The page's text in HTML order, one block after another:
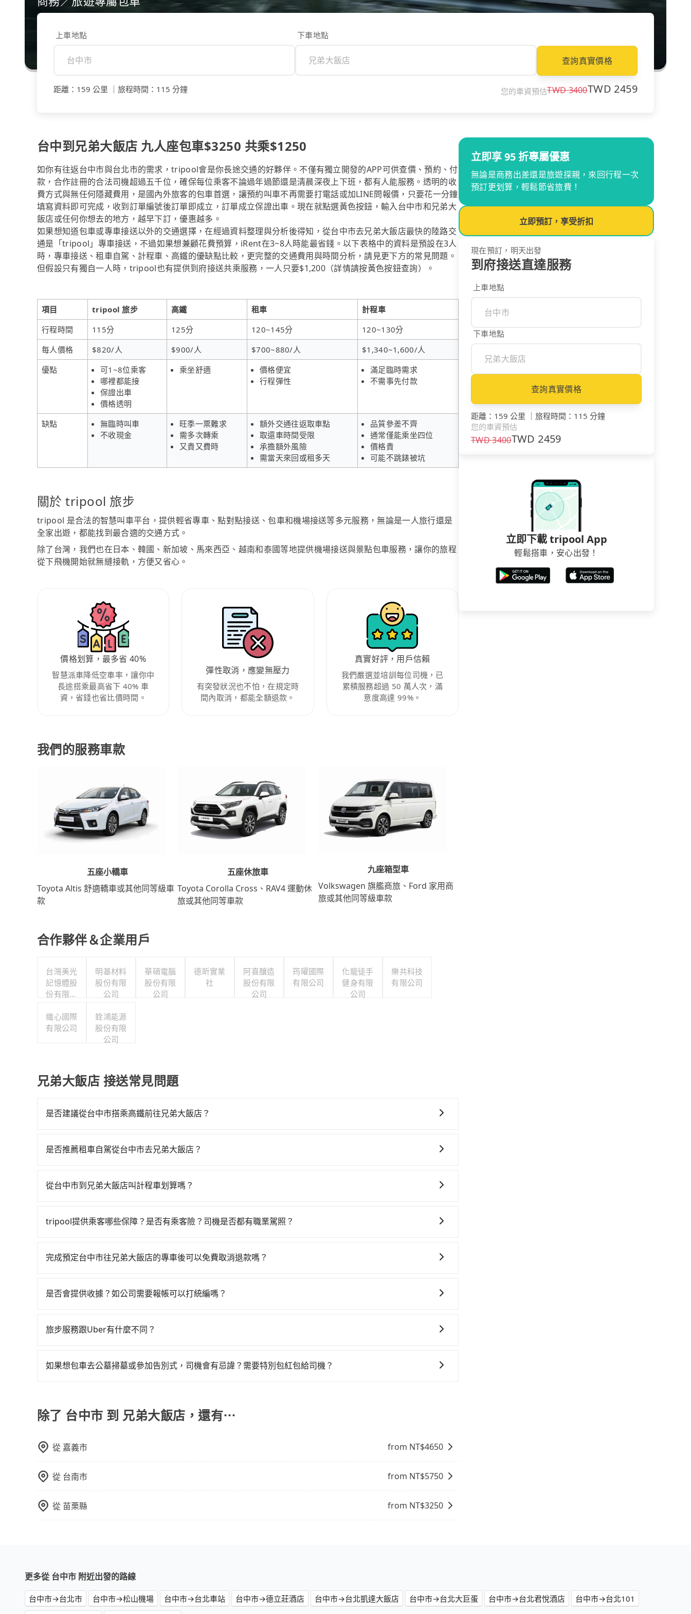
上車地點 下車地點
查詢真實價格
距離 ： 159 公里 旅程時間 ： 115 分鐘 您的車資預估TWD3400TWD 2459
台中到兄弟大飯店 九人座包車$3250 共乘$1250
如你有往返台中市與台北市的需求，tripool會是你長途交通的好夥伴。不僅有獨立開發的APP可供查價、預約、付
款，合作註冊的合法司機超過五千位，確保每位乘客不論過年過節還是清晨深夜上下班，都有人能服務。透明的收
費方式與無任何隱藏費用，是國內外旅客的包車首選，讓預約叫車不再需要打電話或加LINE問報價，只要花一分鐘
填寫資料即可完成，收到訂單編號後訂單即成立，訂單成立保證出車。現在就點選黃色按鈕，輸入台中市和兄弟大
飯店或任何你想去的地方，越早下訂，優惠越多。
如果想知道包車或專車接送以外的交通選擇，在經過資料整理與分析後得知，從台中市去兄弟大飯店最快的陸路交
通是「tripool」專車接送，不過如果想兼顧花費預算，iRent在3~8人時能最省錢。以下表格中的資料是預設在3人
時，專車接送、租車自駕、計程車、高鐵的優缺點比較，更完整的交通費用與時間分析，請見更下方的常見問題。
但假設只有獨自一人時，tripool也有提供到府接送共乘服務，一人只要$1,200（詳情請按黃色按鈕查詢）。
項目 tripool 旅步 高鐵 租車
計程車
行程時間
115分 125分 120~145分
120~130分
每人價格
$820/人 $900/人 $700~880/人
$1,340~1,600/人
優點
可1~8位乘客
哪裡都能接
保證出車
價格透明
乘坐舒適
價格便宜
行程彈性
滿足臨時需求
不需事先付款
缺點
無臨時叫車
不收現金
旺季一票難求
需多次轉乘
又貴又費時
額外交通往返取車點
取還車時間受限
承擔額外風險
需當天來回或租多天
品質參差不齊
通常僅能乘坐四位
價格貴
可能不跳錶被坑
關於 tripool 旅步
tripool 是合法的智慧叫車平台，提供輕省專車、點對點接送、包車和機場接送等多元服務，無論是一人旅行還是
全家出遊，都能找到最合適的交通方式。
除了台灣，我們也在日本、韓國、新加坡、馬來西亞、越南和泰國等地提供機場接送與景點包車服務，讓你的旅程
從下飛機開始就無縫接軌，方便又省心。
價格划算，最多省 40%
智慧派車降低空車率，讓你中
長途搭乘最高省下 40% 車
資，省錢也省比價時間。
彈性取消，應變無壓力
有突發狀況也不怕，在規定時
間內取消，都能全額退款。
真實好評，用戶信賴
我們嚴選並培訓每位司機，已
累積服務超過 50 萬人次，滿
意度高達 99%。
我們的服務車款
五座小轎車
Toyota Altis 舒適轎車或其他同等級車
款
五座休旅車
Toyota Corolla Cross、RAV4 運動休
旅或其他同等車款
九座箱型車
Volkswagen 旗艦商旅、Ford 家用商
旅或其他同等級車款
合作夥伴＆企業用戶
台灣美光
記憶體股
份有限公
明基材料
股份有限
公司
華碩電腦
股份有限
公司
德昕實業
社
阿喜釀造
股份有限
公司
筠曜國際
有限公司
化龍徒手
健身有限
公司
樂共科技
有限公司
織心國際
有限公司
銓鴻能源
股份有限
公司
兄弟大飯店 接送常見問題
是否建議從台中市搭乘高鐵前往兄弟大飯店？
天最多有105班次高鐵可搭乘。假設從台中市西屯區前往最靠近的台中高鐵站，叫一輛計程車花費約300元、車
後約花20分鐘、車費300元後，抵達兄弟大飯店 (台北市松山區) 的目的地。全程加上轉車時間共2小時6分鐘，假
選擇搭乘高鐵而不預約包車，不僅每人至少額外負擔80元車資，而且更會額外浪費11分鐘在轉乘與等車上，現在
是否推薦租車自駕從台中市去兄弟大飯店？
天就要來回，那在台中路邊可隨租隨借的iRent應該是你最便宜選擇。註冊完iRent的app後，可以每小時
時40元路邊停車費用預估進去，但額外的汽車保險與可能的罰單都需自付。再者，和運的iRent只提供最基本的
的車門仍未被修理，每一次租車都好像在開樂透一樣。另外，偶爾也會遇到明明已經預約了時間但上一位用戶卻
點仍有段距離，在遇到下雨天或者載行李時，就顯得非常不便。
從台中市到兄弟大飯店叫計程車划算嗎？
到車，也可考慮打電話至附近的計程車隊，如天誠衛星計程車、大都會衛星車隊、大都會衛星計程車等叫車看
務品質上，tripool都是你從台中市到兄弟大飯店的最佳選擇。
tripool提供乘客哪些保障？是否有乘客險？司機是否都有職業駕照？
也都經過細心維護及保養，以確保您的乘車安全。
完成預定台中市往兄弟大飯店的專車後可以免費取消退款嗎？
是否會提供收據？如公司需要報帳可以打統編嗎？
付款前可以輸入公司的抬頭與統編，可向國稅局報帳，且免加收5%稅金。在收到後，可自行列印留存或報帳，
旅步服務跟Uber有什麼不同？
區。 (4) 有較為嚴謹的乘車時間與取消政策。
如果想包車去公墓掃墓或參加告別式，司機會有忌諱？需要特別包紅包給司機？
議。此外，是否需要給司機紅包或小費，則可以由您自行決定。不過，建議可事先詢問司機是否接受。」
除了 台中市 到 兄弟大飯店，還有⋯
從 嘉義市 from NT$4650
從 台南市 from NT$5750
從 苗栗縣 from NT$3250
立即享 95 折專屬優惠
無論是商務出差還是旅遊探親，來回行程一次
預訂更划算，輕鬆節省旅費！
立即預訂，享受折扣
現在預訂，明天出發
到府接送直達服務
上車地點
下車地點
查詢真實價格
距離 ： 159 公里 ｜ 旅程時間 ： 115 分鐘
您的車資預估
TWD3400TWD 2459
立即下載 tripool App
輕鬆搭車，安心出發！
更多從 台中市 附近出發的路線
台中市→台北市 台中市→松山機場 台中市→台北車站 台中市→德立莊酒店 台中市→台北凱達大飯店 台中市→台北大巨蛋 台中市→台北君悅酒店
台中市→台北101